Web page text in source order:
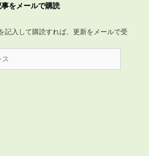
をメールで購読
記入して購読すれば、更新をメールで受